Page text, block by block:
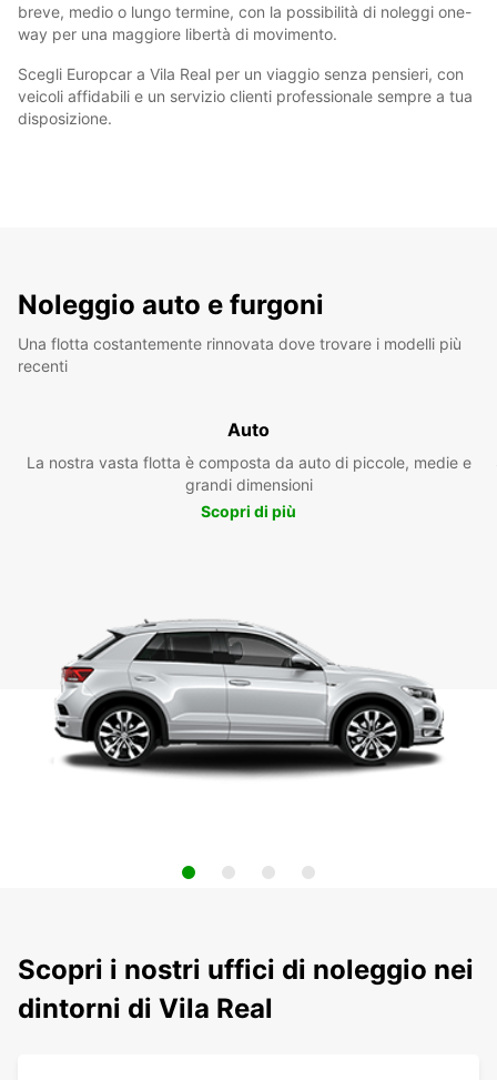
breve, medio o lungo termine, con la possibilità di noleggi one-
way per una maggiore libertà di movimento.
Scegli Europcar a Vila Real per un viaggio senza pensieri, con
veicoli affidabili e un servizio clienti professionale sempre a tua
disposizione.
Noleggio auto e furgoni
Una flotta costantemente rinnovata dove trovare i modelli più
recenti
Auto
La nostra vasta flotta è composta da auto di piccole, medie e
grandi dimensioni
Scopri di più
Scopri i nostri uffici di noleggio nei
dintorni di Vila Real